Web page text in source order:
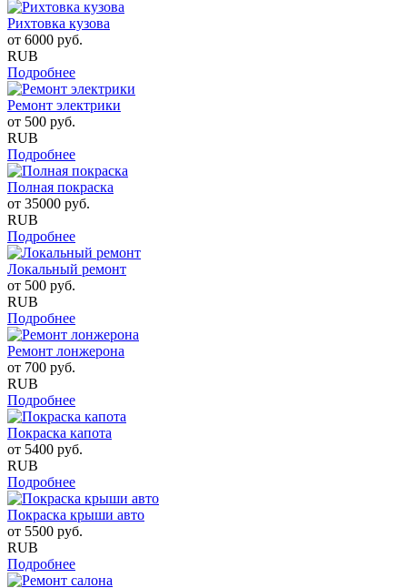
Рихтовка кузова
от 6000 руб.
RUB
Подробнее
Ремонт электрики
от 500 руб.
RUB
Подробнее
Полная покраска
от 35000 руб.
RUB
Подробнее
Локальный ремонт
от 500 руб.
RUB
Подробнее
Ремонт лонжерона
от 700 руб.
RUB
Подробнее
Покраска капота
от 5400 руб.
RUB
Подробнее
Покраска крыши авто
от 5500 руб.
RUB
Подробнее